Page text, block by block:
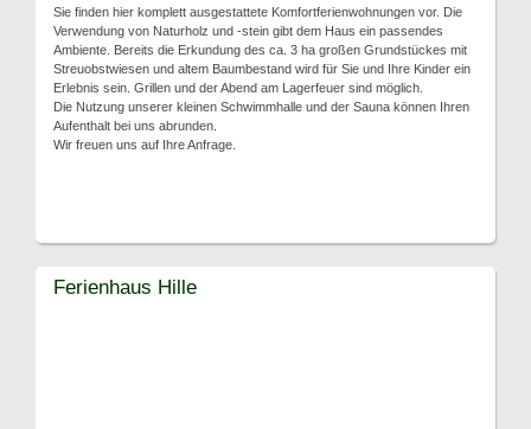
Sie finden hier komplett ausgestattete Komfortferienwohnungen vor. Die
Verwendung von Naturholz und -stein gibt dem Haus ein passendes
Ambiente. Bereits die Erkundung des ca. 3 ha großen Grundstückes mit
Streuobstwiesen und altem Baumbestand wird für Sie und Ihre Kinder ein
Erlebnis sein. Grillen und der Abend am Lagerfeuer sind möglich.
Die Nutzung unserer kleinen Schwimmhalle und der Sauna können Ihren
Aufenthalt bei uns abrunden.
Wir freuen uns auf Ihre Anfrage.
Ferienhaus Hille